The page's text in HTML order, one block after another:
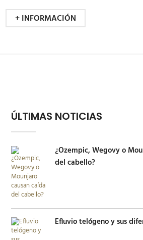
+ INFORMACIÓN
ÚLTIMAS NOTICIAS
¿Ozempic, Wegovy o
del cabello?
Efluvio telógeno y sus